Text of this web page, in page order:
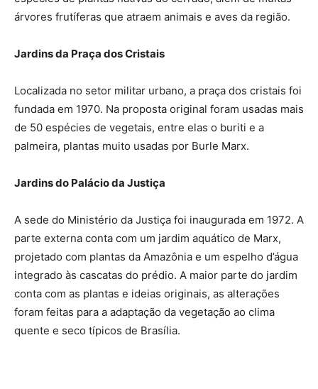
árvores frutíferas que atraem animais e aves da região.
Jardins da Praça dos Cristais
Localizada no setor militar urbano, a praça dos cristais foi
fundada em 1970. Na proposta original foram usadas mais
de 50 espécies de vegetais, entre elas o buriti e a
palmeira, plantas muito usadas por Burle Marx.
Jardins do Palácio da Justiça
A sede do Ministério da Justiça foi inaugurada em 1972. A
parte externa conta com um jardim aquático de Marx,
projetado com plantas da Amazônia e um espelho d’água
integrado às cascatas do prédio. A maior parte do jardim
conta com as plantas e ideias originais, as alterações
foram feitas para a adaptação da vegetação ao clima
quente e seco típicos de Brasília.